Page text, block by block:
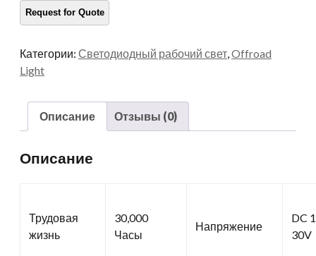
мощностью
количество
Категории: Светодиодный рабочий свет Offroad
Light
Описание Отзывы (0)
Описание
Трудовая
жизнь
30,000
Часы
Напряжение
DC
30V